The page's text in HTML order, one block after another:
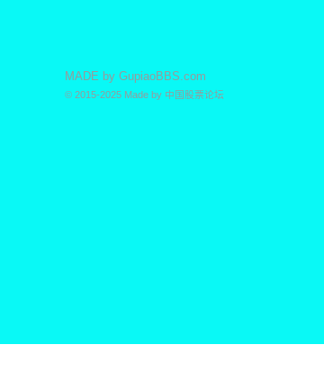
MADE by GupiaoBBS.com
© 2015-2025 Made by 中国股票论坛